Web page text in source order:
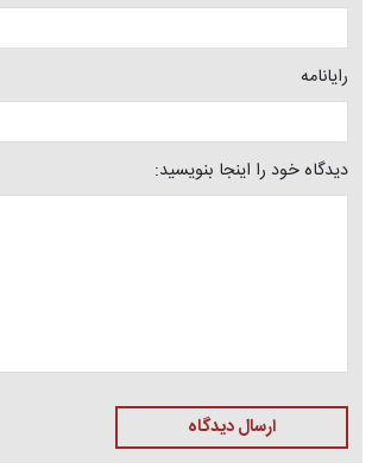
رایانامه
دیدگاه خود را اینجا بنویسید:
ارسال دیدگاه